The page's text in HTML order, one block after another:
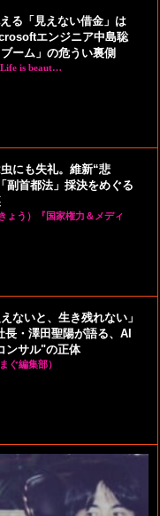
る「見えない借金」は
エンジニア中島聡
ーム」の危うい裏側
is beaut…
虫にも失礼。維新“悲
副首都法」採決をめぐる
ょう）『国家権力＆メディ
ないと、生き残れない」
・澤田聖陽が語る、AI
ンサル"の正体
ぐ編集部）